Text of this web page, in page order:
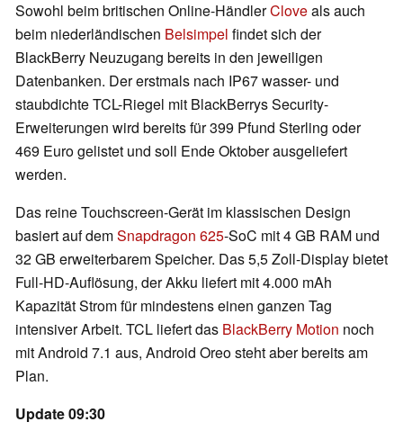
Sowohl beim britischen Online-HändlerCloveals auch
beim niederländischen Belsimpel findet sich der
BlackBerry Neuzugang bereits in den jeweiligen
Datenbanken. Der erstmals nach IP67 wasser- und
staubdichte TCL-Riegel mit BlackBerrys Security-
Erweiterungen wird bereits für 399 Pfund Sterling oder
469 Euro gelistet und soll Ende Oktober ausgeliefert
werden.
Das reine Touchscreen-Gerät im klassischen Design
basiert auf demSnapdragon 625-SoC mit 4 GB RAM und
32 GB erweiterbarem Speicher. Das 5,5 Zoll-Display bietet
Full-HD-Auflösung, der Akku liefert mit 4.000 mAh
Kapazität Strom für mindestens einen ganzen Tag
intensiver Arbeit. TCL liefert das BlackBerry Motion noch
mit Android 7.1 aus, Android Oreo steht aber bereits am
Plan.
Update 09:30